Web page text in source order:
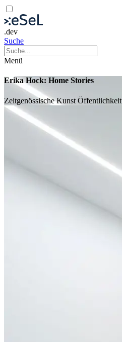
.dev
Suche
Menü
Erika Hock: Home Stories
Zeitgenössische Kunst Öffentlichkeit